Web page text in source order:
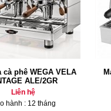
cà phê WEGA VELA
ALE/2GR
Liên hệ
hành : 12 tháng